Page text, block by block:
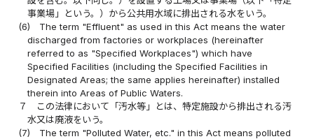
事業場」という。）から公共用水域に排出される水をいう。
(6)
The term "Effluent" as used in this Act means the water
discharged from factories or workplaces (hereinafter
referred to as "Specified Workplaces") which have
Specified Facilities (including the Specified Facilities in
Designated Areas; the same applies hereinafter) installed
therein into Areas of Public Waters.
７
この法律において「汚水等」とは、特定施設から排出される汚
水又は廃液をいう。
(7)
The term "Polluted Water, etc." in this Act means polluted